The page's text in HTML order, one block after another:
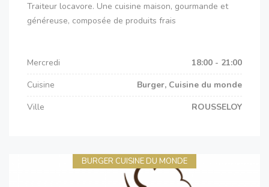
Traiteur locavore. Une cuisine maison, gourmande et
généreuse, composée de produits frais
Mercredi
18:00 - 21:00
Cuisine
Burger, Cuisine du monde
Ville
ROUSSELOY
BURGER CUISINE DU MONDE